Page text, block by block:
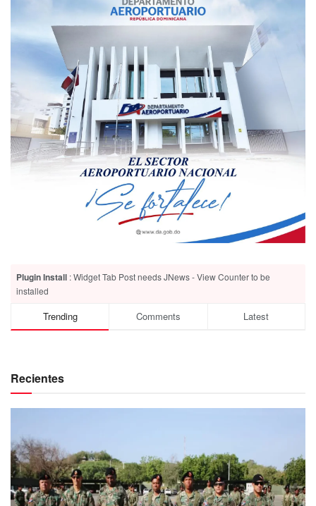
Plugin Install : Widget Tab Post needs JNews - View Counter to be
installed
Trending Comments Latest
Recientes